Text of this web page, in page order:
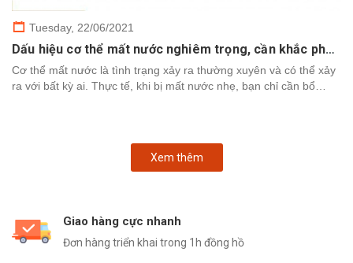
Tuesday, 22/06/2021
Dấu hiệu cơ thể mất nước nghiêm trọng, cần khắc phục nhanh chóng
Cơ thể mất nước là tình trạng xảy ra thường xuyên và có thể xảy
ra với bất kỳ ai. Thực tế, khi bị mất nước nhẹ, bạn chỉ cần bổ
Xem thêm
Giao hàng cực nhanh
Đơn hàng triển khai trong 1h đồng hồ